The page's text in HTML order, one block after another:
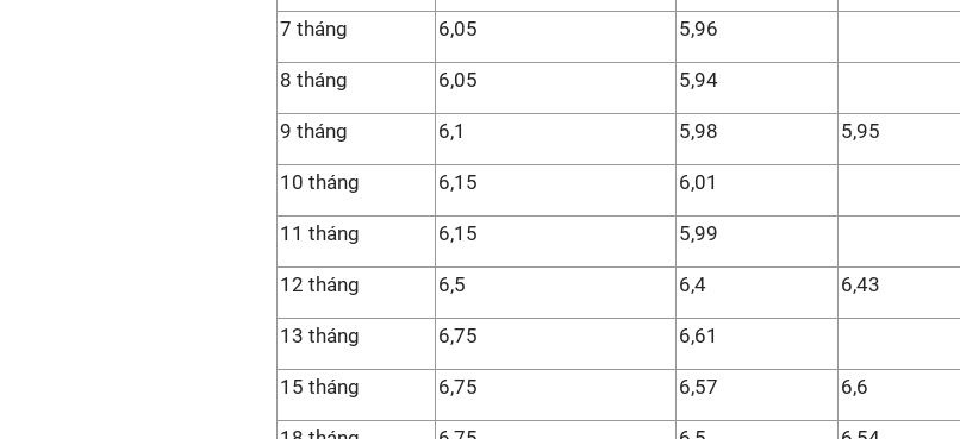
7 tháng 6,05 5,96
8 tháng 6,05 5,94
9 tháng 6,1 5,98 5,95
10 tháng 6,15 6,01
11 tháng 6,15 5,99
12 tháng 6,5 6,4 6,43
13 tháng 6,75 6,61
15 tháng 6,75 6,57 6,6